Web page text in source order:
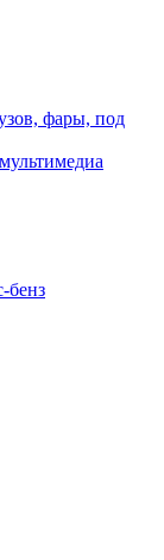
фары, под
бенз